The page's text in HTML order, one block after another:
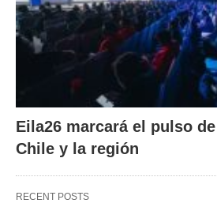
Eila26 marcará el pulso
Chile y la región
RECENT POSTS